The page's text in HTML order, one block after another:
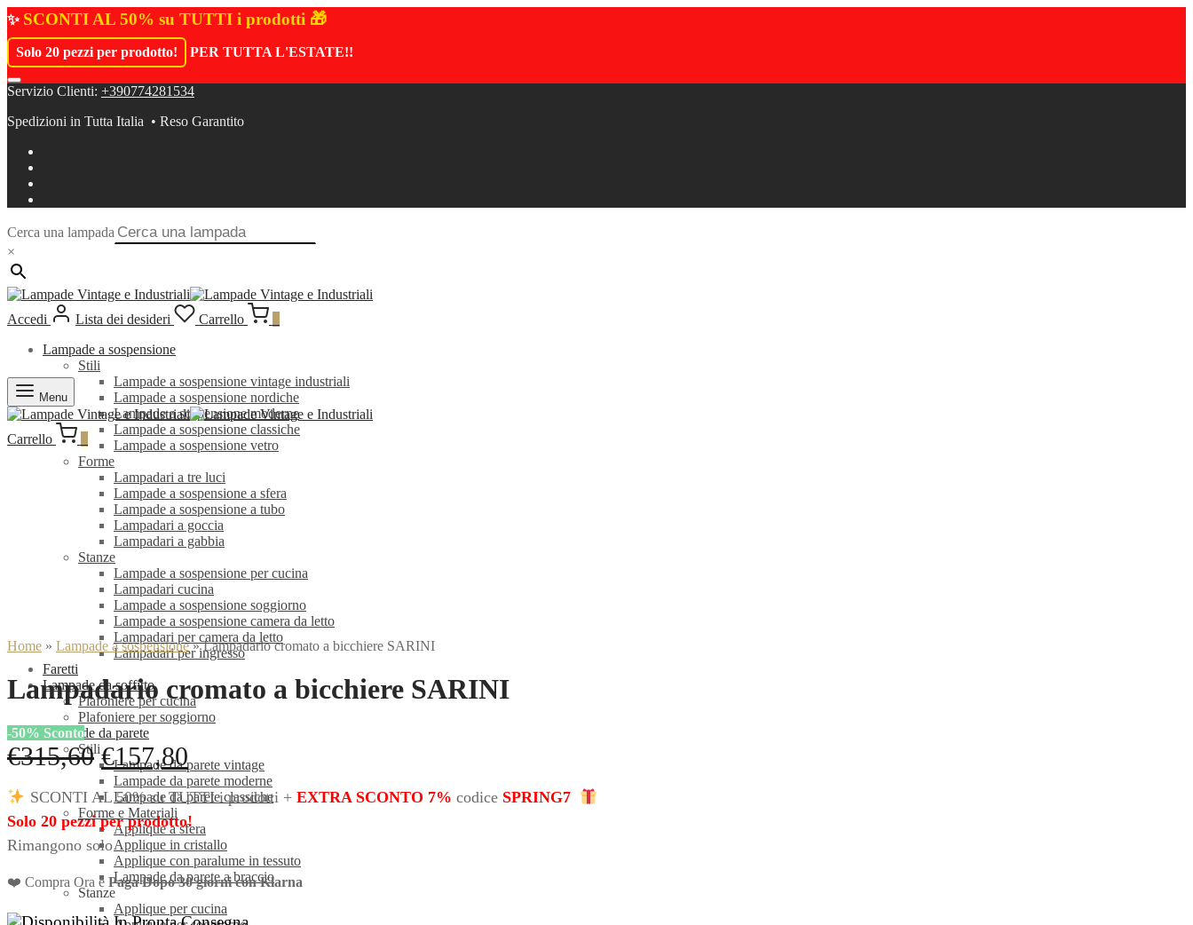
✨ SCONTI AL 50% su TUTTI i prodotti 🎁
Solo 20 pezzi per prodotto! PER TUTTA L'ESTATE!!
Servizio Clienti: +390774281534
Spedizioni in Tutta Italia • Reso Garantito
Cerca una lampada
×
Accedi Lista dei desideri Carrello
Lampade a sospensione
Stili
Lampade a sospensione vintage industriali
Lampade a sospensione nordiche
Lampade a sospensione moderne
Lampade a sospensione classiche
Lampade a sospensione vetro
Forme
Lampadari a tre luci
Lampade a sospensione a sfera
Lampade a sospensione a tubo
Lampadari a goccia
Lampadari a gabbia
Stanze
Lampade a sospensione per cucina
Lampadari cucina
Lampade a sospensione soggiorno
Lampade a sospensione camera da letto
Lampadari per camera da letto
Lampadari per ingresso
Faretti
Lampade da soffitto
Plafoniere per cucina
Plafoniere per soggiorno
Lampade da parete
Stili
Lampade da parete vintage
Lampade da parete moderne
Lampade da parete classiche
Forme e Materiali
Applique a sfera
Applique in cristallo
Applique con paralume in tessuto
Lampade da parete a braccio
Stanze
Applique per cucina
Menu
Carrello
Home » Lampade a sospensione»Lampadario cromato a bicchiere SARINI
Lampadario cromato a bicchiere SARINI
-50% Sconto
€315,60 Il
prezzo
originale
era:
€315,60.
€157,80Il
prezzo
attuale
è:
€157,80.
SCONTI AL 50% su TUTTI i prodotti + EXTRA SCONTO 7% codice SPRING7
Solo 20 pezzi per prodotto!
Rimangono solo
❤️ Compra Ora e Paga Dopo 30 giorni con Klarna